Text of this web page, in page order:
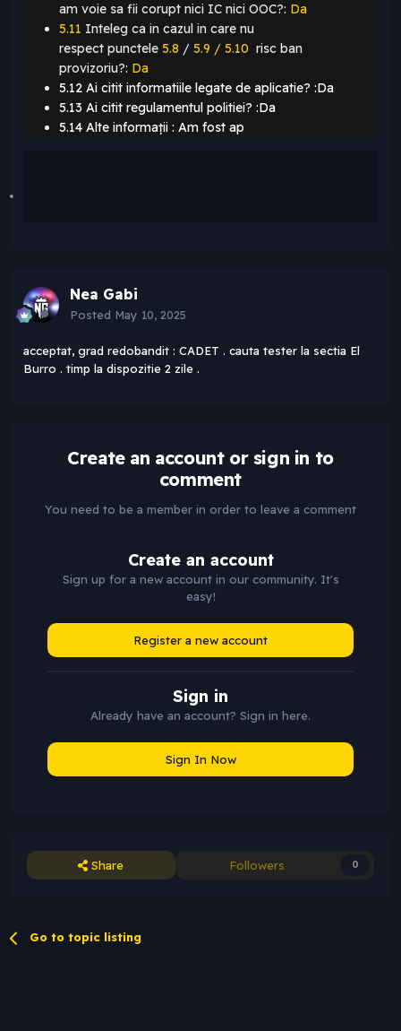
am voie sa fii corupt nici IC nici OOC?: Da
5.11 Inteleg ca in cazul in care nu
respect punctele 5.8 / 5.9 / 5.10 risc ban
provizoriu?: Da
5.12 Ai citit informatiile legate de aplicatie? :Da
5.13 Ai citit regulamentul politiei? :Da
5.14 Alte informații : Am fost ap
Nea Gabi
Posted May 10, 2025
acceptat, grad redobandit : CADET . cauta tester la sectia El
Burro . timp la dispozitie 2 zile .
Create an account or sign in to
comment
You need to be a member in order to leave a comment
Create an account
Sign up for a new account in our community. It's
easy!
Register a new account
Sign in
Already have an account? Sign in here.
Sign In Now
Share Followers 0
Go to topic listing